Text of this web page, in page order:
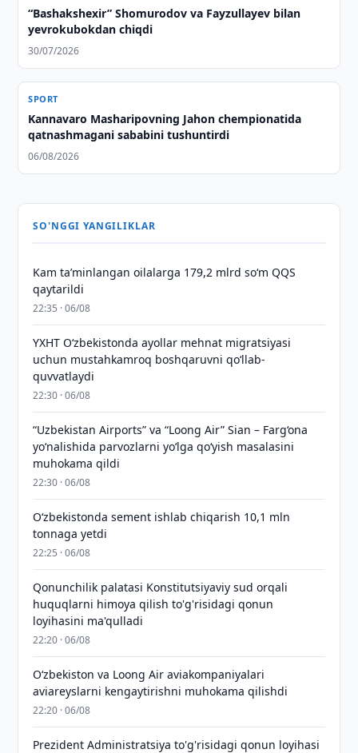
“Bashakshexir” Shomurodov va Fayzullayev bilan
yevrokubokdan chiqdi
30/07/2026
SPORT
Kannavaro Masharipovning Jahon chempionatida
qatnashmagani sababini tushuntirdi
06/08/2026
SO'NGGI YANGILIKLAR
Kam taʼminlangan oilalarga 179,2 mlrd so‘m QQS
qaytarildi
22:35 · 06/08
YXHT O‘zbekistonda ayollar mehnat migratsiyasi
uchun mustahkamroq boshqaruvni qo‘llab-
quvvatlaydi
22:30 · 06/08
“Uzbekistan Airports” va “Loong Air” Sian – Farg‘ona
yo‘nalishida parvozlarni yo‘lga qo‘yish masalasini
muhokama qildi
22:30 · 06/08
O‘zbekistonda sement ishlab chiqarish 10,1 mln
tonnaga yetdi
22:25 · 06/08
Qonunchilik palatasi Konstitutsiyaviy sud orqali
huquqlarni himoya qilish to'g'risidagi qonun
loyihasini ma'qulladi
22:20 · 06/08
Oʻzbekiston va Loong Air aviakompaniyalari
aviareyslarni kengaytirishni muhokama qilishdi
22:20 · 06/08
Prezident Administratsiya to'g'risidagi qonun loyihasi